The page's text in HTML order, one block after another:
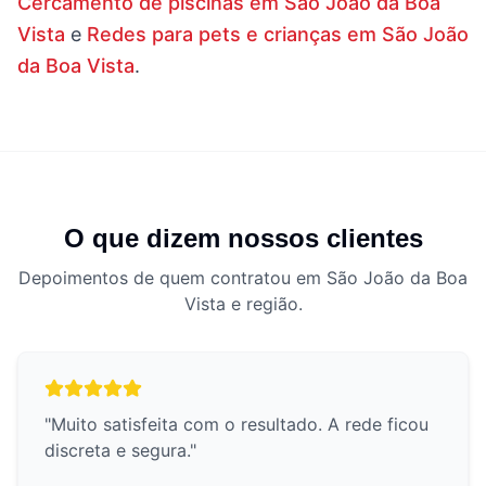
Vista e Redes para pets e crianças em São João
da Boa Vista.
O que dizem nossos clientes
Depoimentos de quem contratou em São João da Boa
Vista e região.
"Muito satisfeita com o resultado. A rede ficou
discreta e segura."